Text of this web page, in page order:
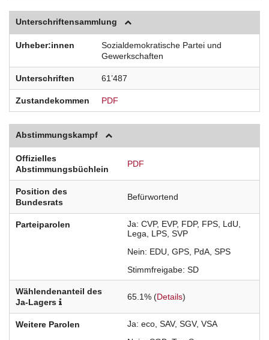
Unterschriftensammlung
Urheber:innen
Sozialdemokratische Partei und
Gewerkschaften
Unterschriften 61’487
Zustandekommen PDF
Abstimmungskampf
Offizielles
Abstimmungsbüchlein
PDF
Position des
Bundesrats
Befürwortend
Parteiparolen Ja CVP EVP FDP FPS LdU
Lega
LPS SVP
Nein
EDU GPS PdA SPS
Stimmfreigabe SD
Wählendenanteil des
Ja-Lagers
65.1% (Details)
Weitere Parolen Ja eco SAV SGV VSA